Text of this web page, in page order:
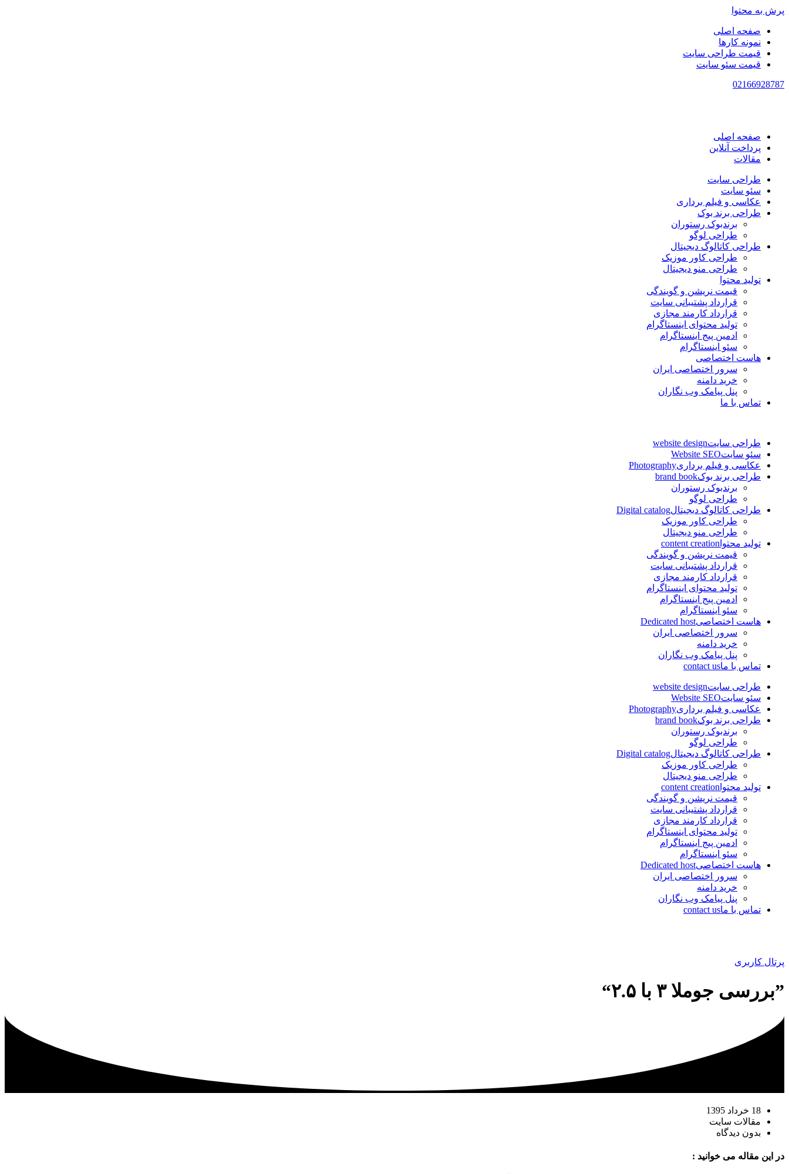
پرش به محتوا
صفحه اصلی
نمونه کارها
قیمت طراحی سایت
قیمت سئو سایت
02166928787
صفحه اصلی
پرداخت آنلاین
مقالات
طراحی سایت
سئو سایت
عکاسی و فیلم برداری
طراحی برند بوک
برندبوک رستوران
طراحی لوگو
طراحی کاتالوگ دیجیتال
طراحی کاور موزیک
طراحی منو دیجیتال
تولید محتوا
قیمت نریشن و گویندگی
قرارداد پشتیبانی سایت
قرارداد کارمند مجازی
تولید محتوای اینستاگرام
ادمین پیج اینستاگرام
سئو اینستاگرام
هاست اختصاصی
سرور اختصاصی ایران
خرید دامنه
پنل پیامک وب نگاران
تماس با ما
طراحی سایتwebsite design
سئو سایتWebsite SEO
عکاسی و فیلم برداریPhotography
طراحی برند بوکbrand book
برندبوک رستوران
طراحی لوگو
طراحی کاتالوگ دیجیتالDigital catalog
طراحی کاور موزیک
طراحی منو دیجیتال
تولید محتوا content creation
قیمت نریشن و گویندگی
قرارداد پشتیبانی سایت
قرارداد کارمند مجازی
تولید محتوای اینستاگرام
ادمین پیج اینستاگرام
سئو اینستاگرام
هاست اختصاصیDedicated host
سرور اختصاصی ایران
خرید دامنه
پنل پیامک وب نگاران
تماس با ماcontact us
طراحی سایتwebsite design
سئو سایتWebsite SEO
عکاسی و فیلم برداریPhotography
طراحی برند بوکbrand book
برندبوک رستوران
طراحی لوگو
طراحی کاتالوگ دیجیتالDigital catalog
طراحی کاور موزیک
طراحی منو دیجیتال
تولید محتوا content creation
قیمت نریشن و گویندگی
قرارداد پشتیبانی سایت
قرارداد کارمند مجازی
تولید محتوای اینستاگرام
ادمین پیج اینستاگرام
سئو اینستاگرام
هاست اختصاصیDedicated host
سرور اختصاصی ایران
خرید دامنه
پنل پیامک وب نگاران
تماس با ماcontact us
پرتال کاربری
”بررسی جوملا ۳ با ۲.۵“
18 خرداد 1395
مقالات سایت
بدون دیدگاه
در این مقاله می خوانید :